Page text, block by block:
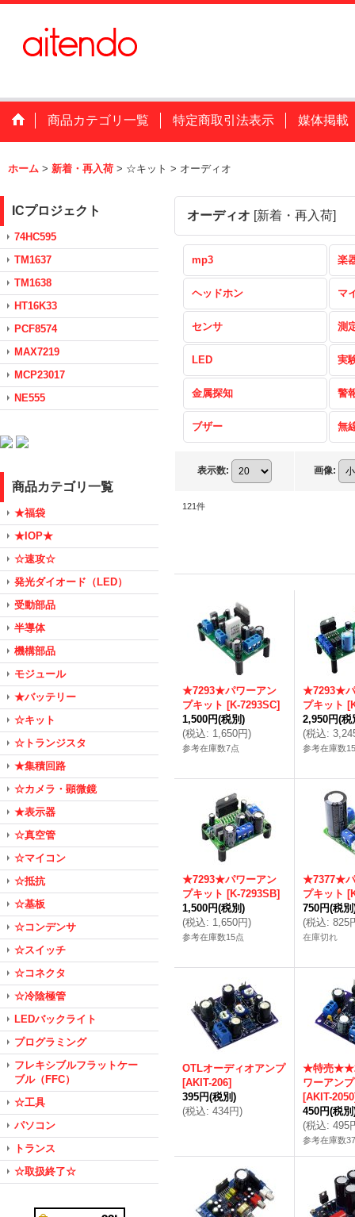
商品カテゴリ一覧 特定商取引法表示 媒体掲載
ホーム > 新着・再入荷 > ☆キット > オーディオ
ICプロジェクト
74HC595
TM1637
TM1638
HT16K33
PCF8574
MAX7219
MCP23017
NE555
商品カテゴリ一覧
★福袋
★IOP★
☆速攻☆
発光ダイオード（LED）
受動部品
半導体
機構部品
モジュール
★バッテリー
☆キット
☆トランジスタ
★集積回路
☆カメラ・顕微鏡
★表示器
☆真空管
☆マイコン
☆抵抗
☆基板
☆コンデンサ
☆スイッチ
☆コネクタ
☆冷陰極管
LEDバックライト
プログラミング
フレキシブルフラットケー
ブル（FFC）
☆工具
パソコン
トランス
☆取扱終了☆
オーディオ [新着・再入荷]
mp3 楽
ヘッドホン マ
センサ 測
LED 実
金属探知 警
ブザー 無
表示数: 画像:
121件
★7293★パワーアン
プキット [K-7293SC]
1,500円(税別)
(税込: 1,650円)
参考在庫数7点
★7293★パ
プキット [
2,950円(税
(税込:
参考在庫数
★7293★パワーアン
プキット [K-7293SB]
1,500円(税別)
(税込: 1,650円)
参考在庫数15点
★7377★パ
プキット [
750円(税別
(税込: 825
在庫切れ
OTLオーディオアンプ
[AKIT-206]
395円(税別)
(税込: 434円)
★特売
ワーアン
[AKIT-2050
450円(税別
(税込: 495
参考在庫数